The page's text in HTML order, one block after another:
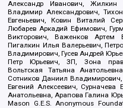
Александр Иванович,
Владимир Александрович,
Евгеньевич, Ковин Виталий
Любарев Аркадий Ефимович,
Викторович, Важенков Артем
Пигалкин Илья Валерьевич,
Владимирович, Гусев Андрей
Петр Юрьевич, ЗП, Зона
Вольтская Татьяна
Сотников Даниил
Евгений Алексеевич, Сурначева
Анатольевна, Арапова Галина
Mason G.E.S. Anonymous